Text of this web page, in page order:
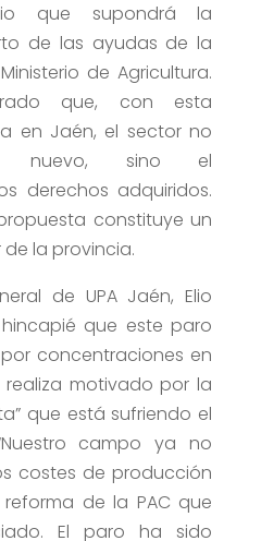
que supondrá la
de las ayudas de la
de Agricultura.
que, con esta
en Jaén, el sector no
nuevo, sino el
derechos adquiridos.
constituye un
la provincia.
de UPA Jaén, Elio
que este paro
concentraciones en
motivado por la
que está sufriendo el
campo ya no
costes de producción
de la PAC que
El paro ha sido